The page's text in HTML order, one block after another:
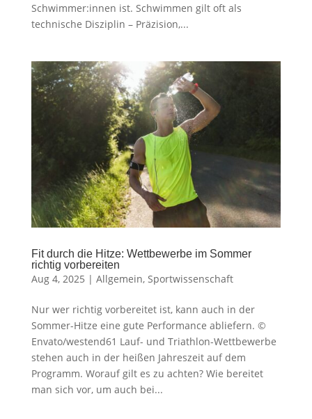
Schwimmer:innen ist. Schwimmen gilt oft als
technische Disziplin – Präzision,...
Fit durch die Hitze: Wettbewerbe im Sommer
richtig vorbereiten
Aug 4, 2025 | Allgemein, Sportwissenschaft
Nur wer richtig vorbereitet ist, kann auch in der
Sommer-Hitze eine gute Performance abliefern. ©
Envato/westend61 Lauf- und Triathlon-Wettbewerbe
stehen auch in der heißen Jahreszeit auf dem
Programm. Worauf gilt es zu achten? Wie bereitet
man sich vor, um auch bei...